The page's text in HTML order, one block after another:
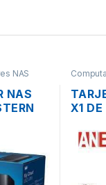
NAS
NAS
X1 DE